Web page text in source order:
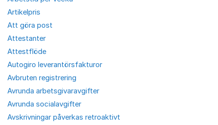
Artikelpris
Att göra post
Attestanter
Attestflöde
Autogiro leverantörsfakturor
Avbruten registrering
Avrunda arbetsgivaravgifter
Avrunda socialavgifter
Avskrivningar påverkas retroaktivt